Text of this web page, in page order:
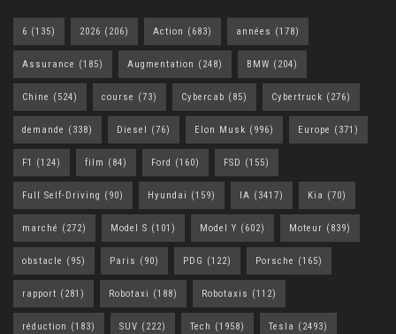
6 (135) 2026 (206) Action (683) années (178)
Assurance (185) Augmentation (248) BMW (204)
Chine (524) course (73) Cybercab (85) Cybertruck (276)
demande (338) Diesel (76) Elon Musk (996) Europe (371)
F1 (124) film (84) Ford (160) FSD (155)
Full Self-Driving (90) Hyundai (159) IA (3417) Kia (70)
marché (272) Model S (101) Model Y (602) Moteur (839)
obstacle (95) Paris (90) PDG (122) Porsche (165)
rapport (281) Robotaxi (188) Robotaxis (112)
réduction (183) SUV (222) Tech (1958) Tesla (2493)